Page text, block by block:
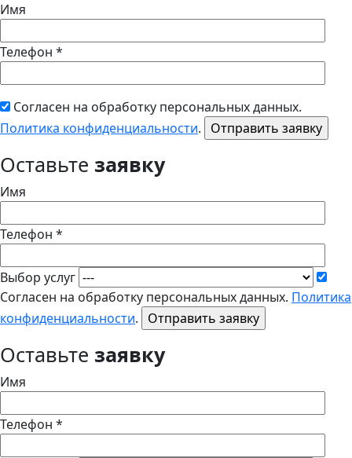
Имя
Телефон *
Согласен на обработку персональных данных.
Политика конфиденциальности.
Оставьте заявку
Имя
Телефон *
Выбор услуг
Согласен на обработку персональных данных. Политика
конфиденциальности.
Оставьте заявку
Имя
Телефон *